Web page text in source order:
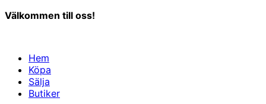
Välkommen till oss!
Hem
Köpa
Sälja
Butiker